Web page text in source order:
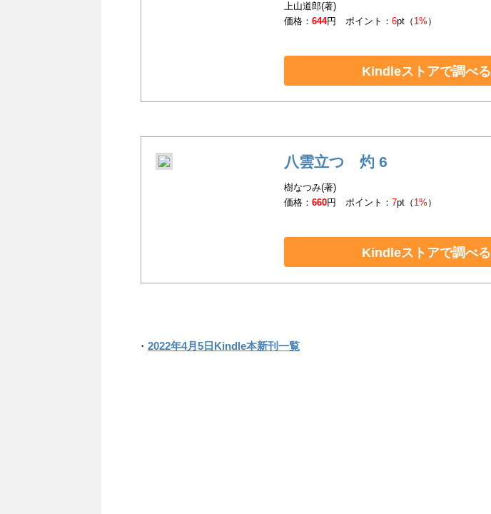
上山道郎(著)
価格：644円 ポイント：6pt（ 1% ）
Kindleストアで調べる
八雲立つ 灼 6
樹なつみ(著)
価格：660円 ポイント：7pt（ 1% ）
Kindleストアで調べる
・ 2022年4月5日Kindle本新刊一覧